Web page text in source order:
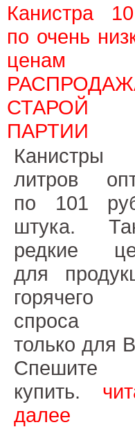
Канистра
по очень
ценам
СТАРОЙ
ПАРТИИ
Канистры
литров
по 101
штука.
редкие
для
горячего
только для
Спешите
купить.
далее